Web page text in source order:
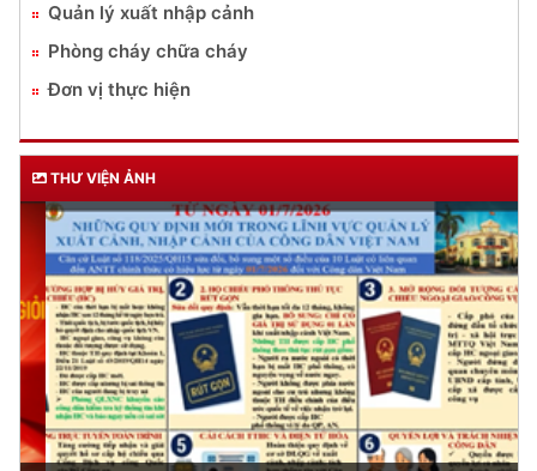
Quản lý xuất nhập cảnh
Phòng cháy chữa cháy
Đơn vị thực hiện
THƯ VIỆN ẢNH